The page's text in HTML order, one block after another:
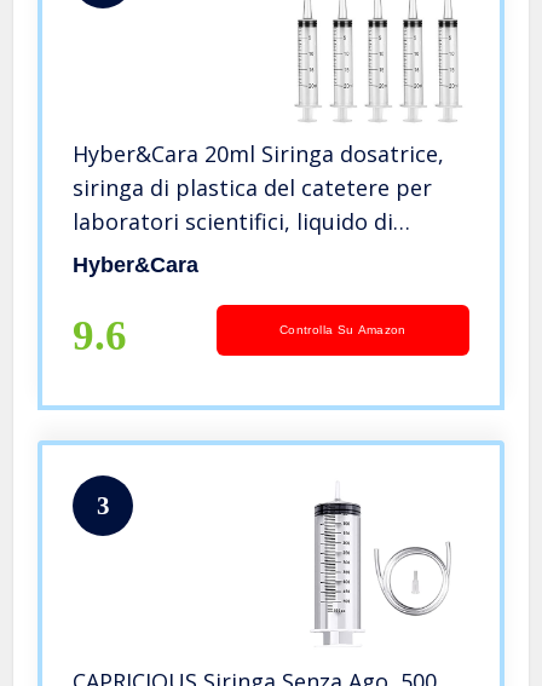
Hyber&Cara 20ml Siringa dosatrice,
siringa di plastica del catetere per
laboratori scientifici, liquido di
misurazione, alimentazione animale,
Hyber&Cara
9.6 Controlla Su Amazon
3